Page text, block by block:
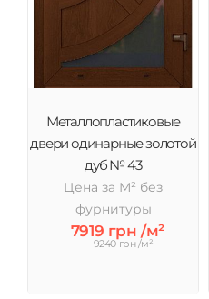
Металлопластиковые
двери одинарные золотой
дуб № 43
Цена за М² без
фурнитуры
7919 грн /м²
9240 грн /м²